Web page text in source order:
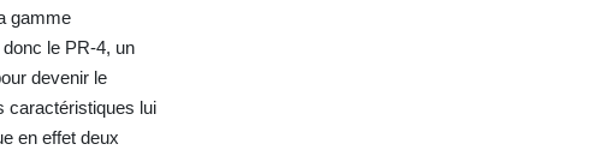
gamme
le PR-4, un
devenir le
caractéristiques lui
en effet deux